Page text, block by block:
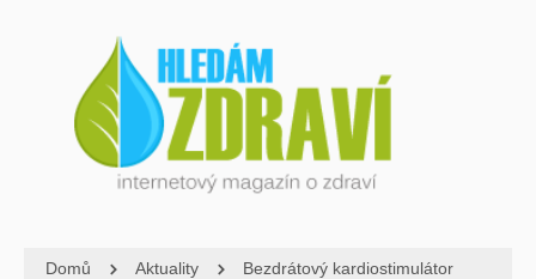
Domů Aktuality
Bezdrátový kardiostimulátor